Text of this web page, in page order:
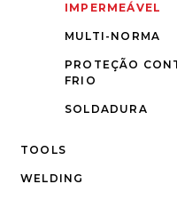
IMPERMEÁVEL
MULTI-NORMA
PROTEÇÃO
FRIO
SOLDADURA
TOOLS
WELDING